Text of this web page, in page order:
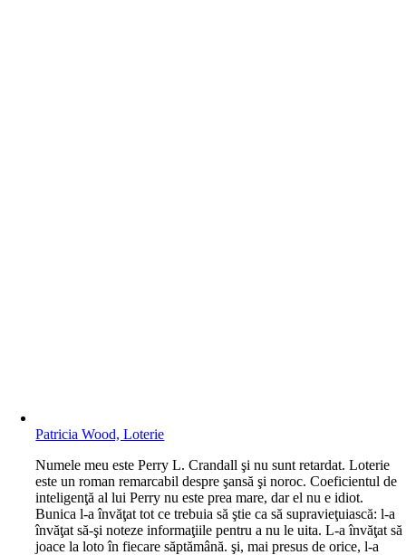
Patricia Wood, Loterie
Numele meu este Perry L. Crandall şi nu sunt retardat. Loterie
este un roman remarcabil despre şansă şi noroc. Coeficientul de
inteligenţă al lui Perry nu este prea mare, dar el nu e idiot.
Bunica l-a învăţat tot ce trebuia să ştie ca să supravieţuiască: l-a
învăţat să-şi noteze informaţiile pentru a nu le uita. L-a învăţat să
joace la loto în fiecare săptămână. şi, mai presus de orice, l-a